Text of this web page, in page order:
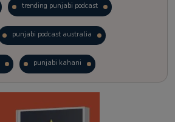
trending punjabi podcast
punjabi podcast australia
punjabi kahani
punjabi story